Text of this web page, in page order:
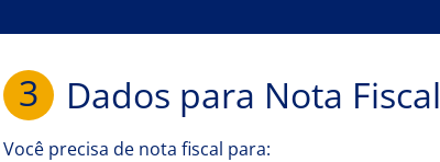
3 Dados para Nota Fiscal
Você precisa de nota fiscal para: